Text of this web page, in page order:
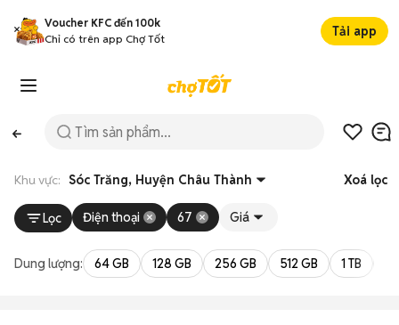
Voucher KFC đến 100k
Chỉ có trên app Chợ Tốt
Tải app
Khu vực: Sóc Trăng, Huyện Châu Thành Xoá lọc
Lọc Điện thoại 67 Giá
Dung lượng: 64 GB 128 GB 256 GB 512 GB 1 TB